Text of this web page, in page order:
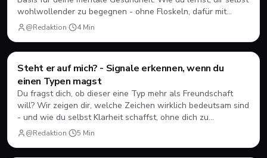
wohlwollender zu begegnen - ohne Floskeln, dafür mit
konkreten Ansätzen.
@Redaktion· 4Min
💘Dating
Steht er auf mich? - Signale erkennen, wenn du
einen Typen magst
Du fragst dich, ob dieser eine Typ mehr als Freundschaft
will? Wir zeigen dir, welche Zeichen wirklich bedeutsam sind
- und wie du selbst Klarheit schaffst, ohne dich zu
verstellen.
@Redaktion· 5 Min